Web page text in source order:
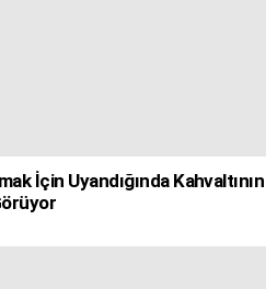
İçin Uyandığında Kahvaltının